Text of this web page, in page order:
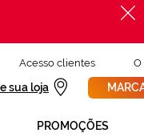
Acesso clientes O
sua loja
PROMOÇÕES